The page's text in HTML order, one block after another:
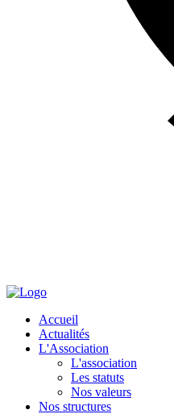
Accueil
Actualités
L'Association
L'association
Les statuts
Nos valeurs
Nos structures